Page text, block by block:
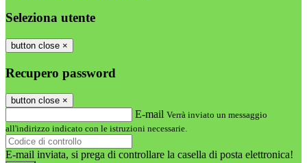
Seleziona utente
button close ×
Recupero password
button close ×
E-mail Verrà inviato un messaggio
all'indirizzo indicato con le istruzioni necessarie.
E-mail inviata, si prega di controllare la casella di posta elettronica!